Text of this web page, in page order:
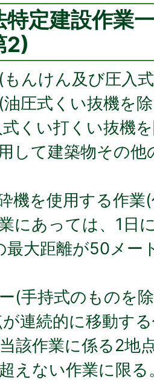
特定建設作業
2)
もんけん及び圧入
油圧式くい抜機を
くい打くい抜機
して建築物その
機を使用する作業
にあっては、1日
最大距離が50メー
(手持式のものを
連続的に移動す
該作業に係る2地
えない作業に限る